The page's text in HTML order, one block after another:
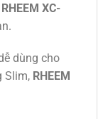
RHEEM XC-
dùng cho
Slim, RHEEM